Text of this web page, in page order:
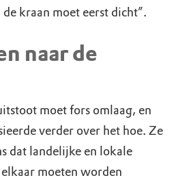
kraan moet eerst dicht”.
naar de
moet fors omlaag, en
verder over het hoe. Ze
dat landelijke en lokale
moeten worden